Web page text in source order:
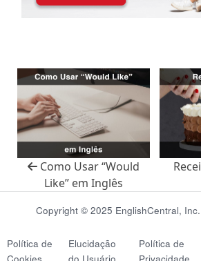
Como Usar “Would
Like” em Inglês
Copyright © 2025 EnglishCentral, Inc.
Política de
Cookies
Elucidação
do Usuário
Política de
Privacidade